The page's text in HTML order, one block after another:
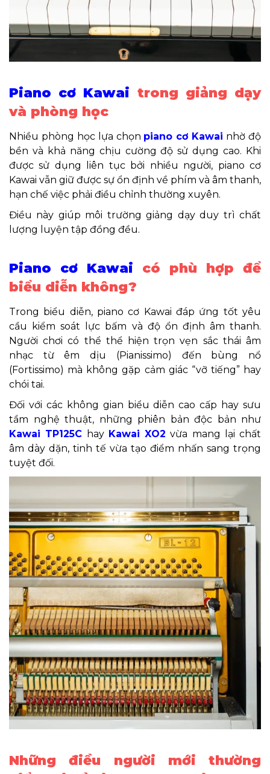
Piano cơ Kawai trong giảng dạy
và phòng học
Nhiều phòng học lựa chọn piano cơ Kawai nhờ độ
bền và khả năng chịu cường độ sử dụng cao. Khi
được sử dụng liên tục bởi nhiều người, piano cơ
Kawai vẫn giữ được sự ổn định về phím và âm thanh,
hạn chế việc phải điều chỉnh thường xuyên.
Điều này giúp môi trường giảng dạy duy trì chất
lượng luyện tập đồng đều.
Piano cơ Kawai có phù hợp để
biểu diễn không?
Trong biểu diễn, piano cơ Kawai đáp ứng tốt yêu
cầu kiểm soát lực bấm và độ ổn định âm thanh.
Người chơi có thể thể hiện trọn vẹn sắc thái âm
nhạc từ êm dịu (Pianissimo) đến bùng nổ
(Fortissimo) mà không gặp cảm giác “vỡ tiếng” hay
chói tai.
Đối với các không gian biểu diễn cao cấp hay sưu
tầm nghệ thuật, những phiên bản độc bản như
Kawai TP125C hay Kawai XO2 vừa mang lại chất
âm dày dặn, tinh tế vừa tạo điểm nhấn sang trọng
tuyệt đối.
Những điều người mới thường